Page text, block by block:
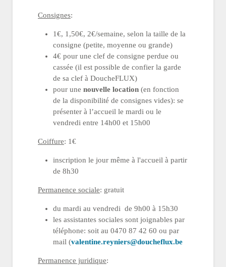
Consignes:
1€, 1,50€, 2€/semaine, selon la taille de la
consigne (petite, moyenne ou grande)
4€ pour une clef de consigne perdue ou
cassée (il est possible de confier la garde
de sa clef à DoucheFLUX)
pour une nouvelle location (en fonction
de la disponibilité de consignes vides): se
présenter à l’accueil le mardi ou le
vendredi entre 14h00 et 15h00
Coiffure: 1€
inscription le jour même à l'accueil à partir
de 8h30
Permanence sociale: gratuit
du mardi au vendredi de 9h00 à 15h30
les assistantes sociales sont joignables par
téléphone: soit au 0470 87 42 60 ou par
mail (valentine.reyniers@doucheflux.be
Permanence juridique: